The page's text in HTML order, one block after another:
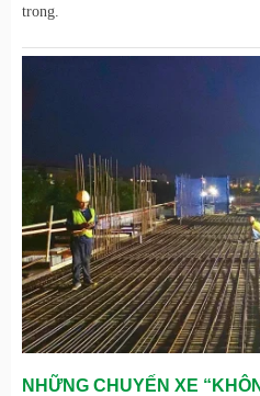
trong.
NHỮNG CHUYẾN XE